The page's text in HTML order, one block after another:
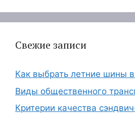
Свежие записи
Как выбрать летние шины
Виды общественного
Критерии качества